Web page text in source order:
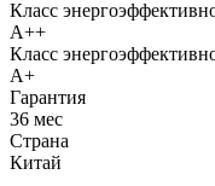
Класс
A++
Класс
A+
Гарантия
36 мес
Страна
Китай